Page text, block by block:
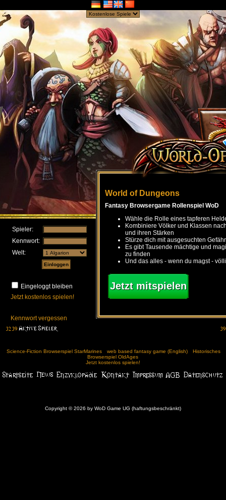
Spieler:
Kennwort:
Welt:
Eingeloggt bleiben
Jetzt kostenlos spielen!
Kennwort vergessen
World of Dungeons
Fantasy Browsergame Rollenspiel WoD
Wähle die Rolle eines tapferen
Kombiniere Völker und Klassen
und ihren Stärken
Stürze dich mit ausgesuchten
Es gibt Tausende mächtige und
zu finden
Und das alles - wenn du magst -
Jetzt mitspielen
Science-Fiction Browserspiel StarMarines web based fantasy game (English)
Historisches
Browserspiel OldAges
Jetzt kostenlos spielen!
Copyright © 2026 by WoD Game UG (haftungsbeschränkt)